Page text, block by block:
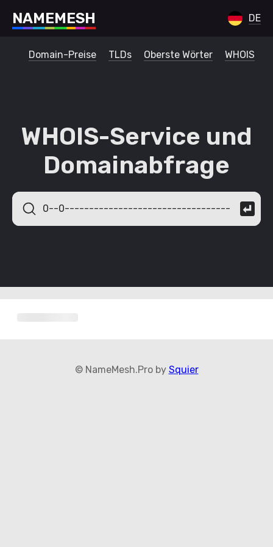
NAMEMESH DE
Domain-Preise TLDs Oberste Wörter WHOIS
WHOIS-Service und
Domainabfrage
© NameMesh.Pro by Squier